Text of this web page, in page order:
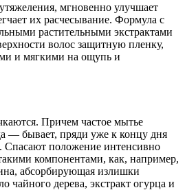
мгновенно улучшает
их расчесывание. Формула с
растительными экстрактами
волос защитную пленку,
и мягкими на ощупь и
Причем частое мытье
— бывает, пряди уже к концу дня
Спасают положение интенсивно
компонентами, как, например,
абсорбирующая излишки
чайного дерева, экстракт огурца и